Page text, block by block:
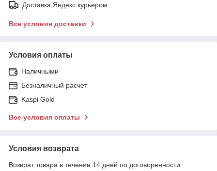
Доставка Яндекс курьером
Все условия доставки
Условия оплаты
Наличными
Безналичный расчет
Kaspi Gold
Все условия оплаты
Условия возврата
Возврат товара в течение 14 дней по договоренности